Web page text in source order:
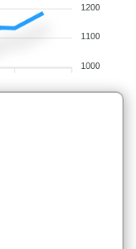
1200
1100
1000